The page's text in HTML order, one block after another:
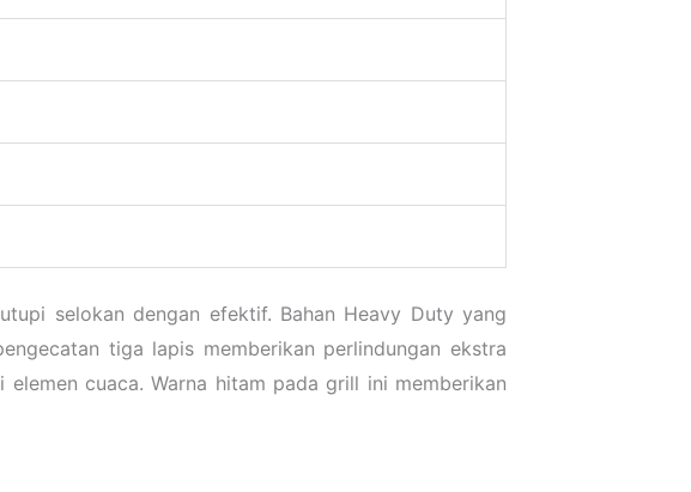
selokan dengan efektif. Bahan Heavy Duty yang
tiga lapis memberikan perlindungan ekstra
cuaca. Warna hitam pada grill ini memberikan